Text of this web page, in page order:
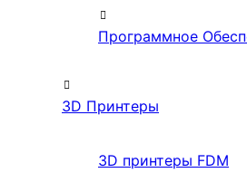
Программное
3D Принтеры
3D принтеры FDM